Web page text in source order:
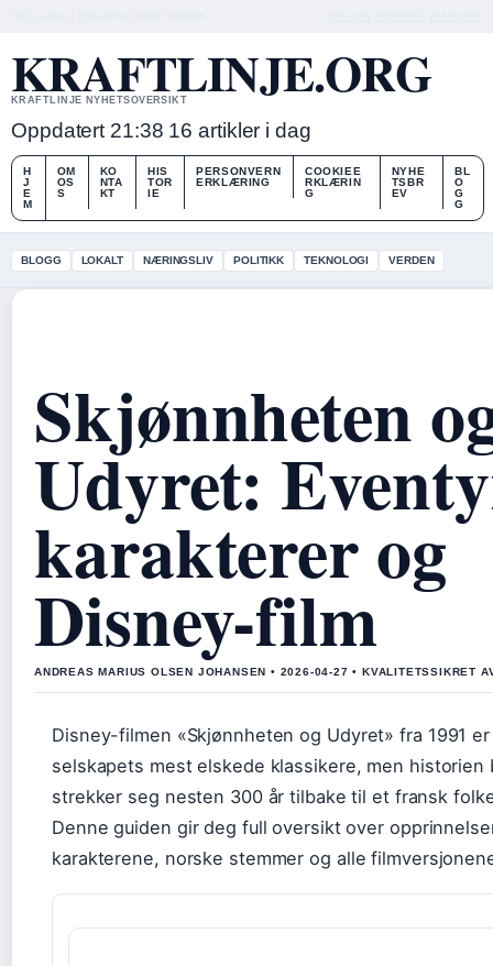
KRAFTLINJE.ORG
KRAFTLINJE NYHETSOVERSIKT
Oppdatert 21:38 16 artikler i dag
H
J
E
M
OM
OS
S
KO
NTA
KT
HIS
TOR
IE
PERSONVERN
ERKLÆRING
COOKIEE
RKLÆRIN
G
NYHE
TSBR
EV
BL
O
G
G
BLOGG LOKALT NÆRINGSLIV POLITIKK TEKNOLOGI VERDEN
Skjønnheten
Udyret:
karakterer og
Disney-film
ANDREAS MARIUS OLSEN JOHANSEN • 2026-04-27 • KVALITETSSIKRET
Disney-filmen «Skjønnheten og Udyret» fra 1991
selskapets mest elskede klassikere, men historien
strekker seg nesten 300 år tilbake til et fransk
Denne guiden gir deg full oversikt over
karakterene, norske stemmer og alle